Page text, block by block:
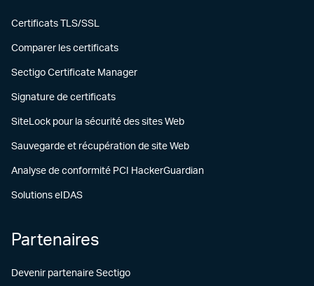
Certificats TLS/SSL
Comparer les certificats
Sectigo Certificate Manager
Signature de certificats
SiteLock pour la sécurité des sites Web
Sauvegarde et récupération de site Web
Analyse de conformité PCI HackerGuardian
Solutions eIDAS
Partenaires
Devenir partenaire Sectigo